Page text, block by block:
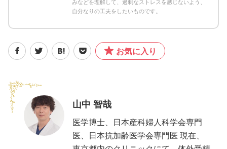
みなどを理解して、過剰なストレスを感じないよう、
自分なりの工夫をしたいものです。
お気に入り
山中 智哉
医学博士、日本産科婦人科学会専門
医、日本抗加齢医学会専門医 現在、